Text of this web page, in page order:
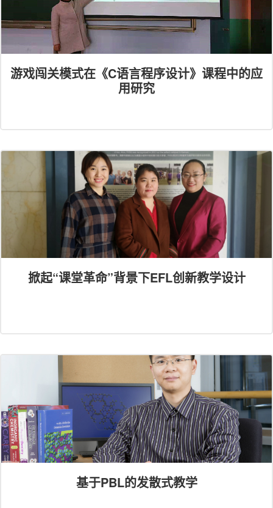
游戏闯关模式在《C语言程序设计》课程中的应
用研究
掀起“课堂革命”背景下EFL创新教学设计
基于PBL的发散式教学